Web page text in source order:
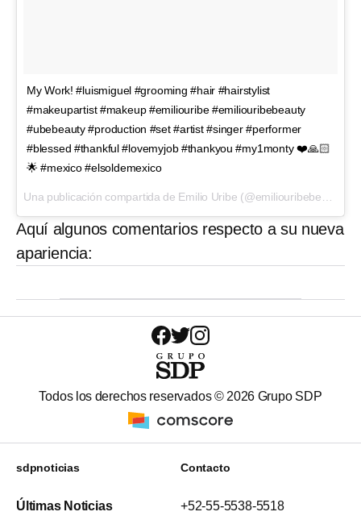
My Work! #luismiguel #grooming #hair #hairstylist
#makeupartist #makeup #emiliouribe #emiliouribebeauty
#ubebeauty #production #set #artist #singer #performer
#blessed #thankful #lovemyjob #thankyou #my1monty ❤️🙏🏻
🌟 #mexico #elsoldemexico
Aquí algunos comentarios respecto a su nueva
apariencia:
Todos los derechos reservados © 2026 Grupo SDP
sdpnoticias
Últimas Noticias
Contacto
+52-55-5538-5518